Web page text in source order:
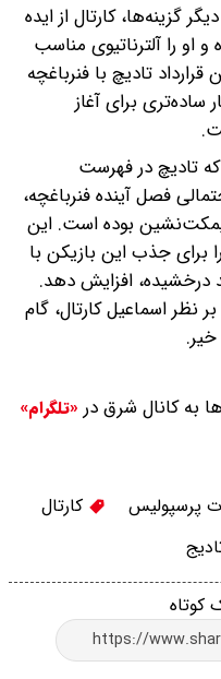
گزینه‌ها، کارتال از ایده
او را آلترناتیوی مناسب
تادیچ با فنرباغچه
ساده‌تری برای آغاز
تادیچ در فهرست
فصل آینده فنرباغچه،
نیمکت‌نشین بوده است. این
برای جذب این بازیکن با
درخشیده، افزایش دهد.
نظر اسماعیل کارتال، گام
خیر.
به کانال شرق در «تلگرام»
پرسپولیس
کارتال
کوتاه